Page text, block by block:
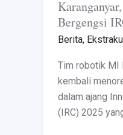
Bergengsi
Berita,
Tim robotik MI
kembali
dalam ajang
(IRC) 2025